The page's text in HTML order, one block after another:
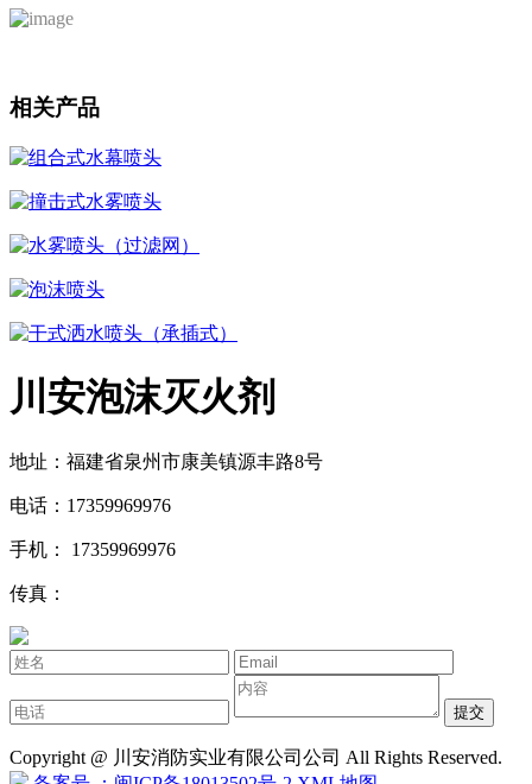
相关产品
组合式水幕喷头
撞击式水雾喷头
水雾喷头（过滤网）
泡沫喷头
干式洒水喷头（承插式）
川安泡沫灭火剂
地址：福建省泉州市康美镇源丰路8号
电话：17359969976
手机： 17359969976
传真：
提交
Copyright @ 川安消防实业有限公司公司 All Rights Reserved.